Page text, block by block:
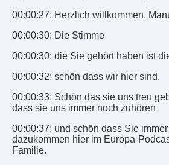
00:00:27: Herzlich willkommen,
00:00:30: Die Stimme
00:00:30: die Sie gehört haben ist
00:00:32: schön dass wir hier sind.
00:00:33: Schön das sie uns treu
dass sie uns immer noch zuhören
00:00:37: und schön dass Sie
dazukommen hier im Europa-
Familie.